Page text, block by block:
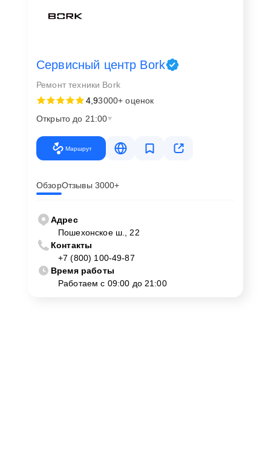
Сервисный центр Bork
Ремонт техники Bork
4,93000+ оценок
Открыто до 21:00
Маршрут
ОбзорОтзывы 3000+
Адрес
Пошехонское ш., 22
Контакты
+7 (800) 100-49-87
Время работы
Работаем с 09:00 до 21:00